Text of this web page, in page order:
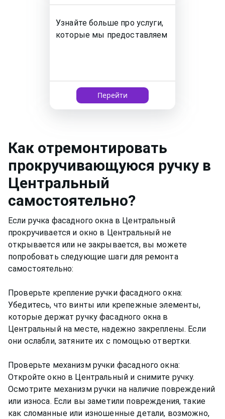
Узнайте больше про услуги,
которые мы предоставляем
Перейти
Как отремонтировать
прокручивающуюся ручку в
Центральный
самостоятельно?
Если ручка фасадного окна в Центральный
прокручивается и окно в Центральный не
открывается или не закрывается, вы можете
попробовать следующие шаги для ремонта
самостоятельно:
Проверьте крепление ручки фасадного окна:
Убедитесь, что винты или крепежные элементы,
которые держат ручку фасадного окна в
Центральный на месте, надежно закреплены. Если
они ослабли, затяните их с помощью отвертки.
Проверьте механизм ручки фасадного окна:
Откройте окно в Центральный и снимите ручку.
Осмотрите механизм ручки на наличие повреждений
или износа. Если вы заметили повреждения, такие
как сломанные или изношенные детали, возможно,